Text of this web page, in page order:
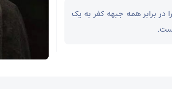
برابر همه جبهه کفر به یک